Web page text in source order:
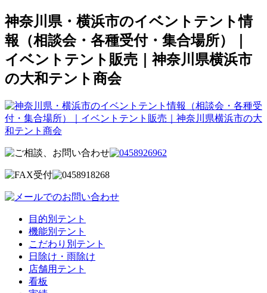
神奈川県・横浜市のイベントテント情
報（相談会・各種受付・集合場所）｜
イベントテント販売｜神奈川県横浜市
の大和テント商会
目的別テント
機能別テント
こだわり別テント
日除け・雨除け
店舗用テント
看板